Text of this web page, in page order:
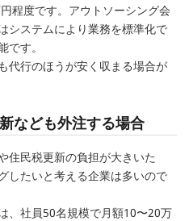
程度です。アウトソーシング会
システムにより業務を標準化で
す。
代行のほうが安く収まる場合が
なども外注する場合
住民税更新の負担が大きいた
したいと考える企業は多いので
、社員50名規模で月額10〜20万